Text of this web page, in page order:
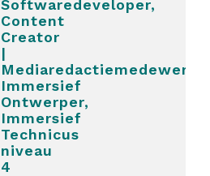
Softwaredeveloper,
Content
Creator
|
Immersief
Ontwerper,
Immersief
Technicus
niveau
4